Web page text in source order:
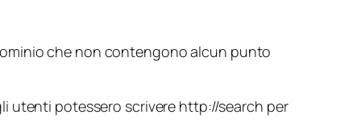
che non contengono alcun punto
utenti potessero scrivere http://search per